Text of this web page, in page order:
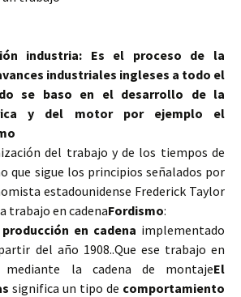
industria: Es el proceso de la
industriales ingleses a todo el
se baso en el desarrollo de la
y del motor por ejemplo el
del trabajo y de los tiempos de
que sigue los principios señalados por
estadounidense Frederick Taylor
trabajo en cadenaFordismo:
en cadena implementado
del año 1908..Que ese trabajo en
la cadena de montajeEl
significa un tipo de comportamiento